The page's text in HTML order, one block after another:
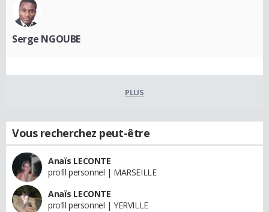
Serge NGOUBE
PLUS
Vous recherchez peut-être
Anaïs LECONTE
profil personnel | MARSEILLE
Anaïs LECONTE
profil personnel | YERVILLE